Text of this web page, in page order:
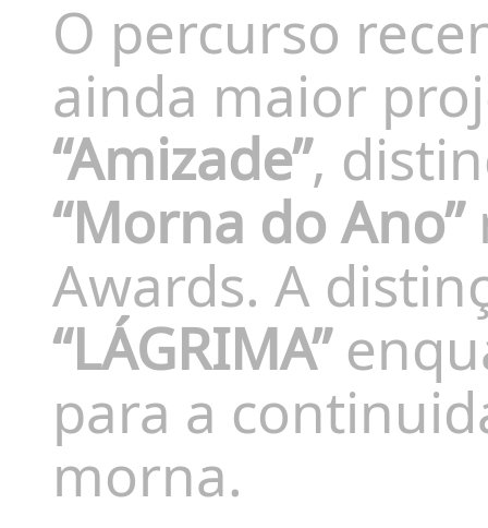
O percurso
ainda maior
“Amizade”,
“Morna do Ano”
Awards. A
“LÁGRIMA”
para a
morna.